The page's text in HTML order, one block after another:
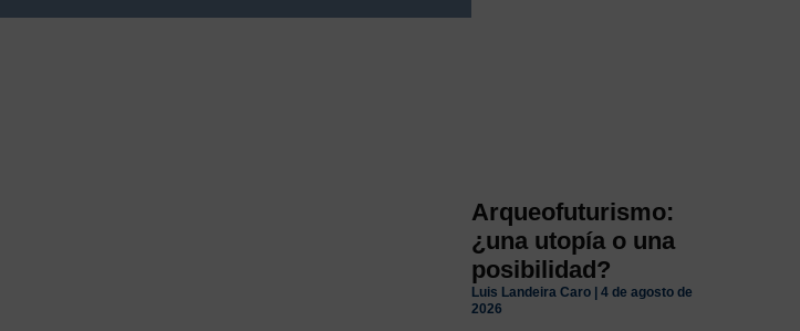
Arqueofuturismo:
¿una utopía o una
posibilidad?
Luis Landeira Caro
4 de agosto de
2026